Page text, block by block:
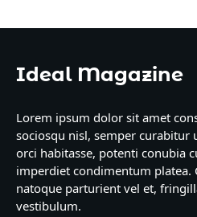
Ideal Magazine
Lorem ipsum dolor sit amet
sociosqu nisl, semper curabitur
orci habitasse, potenti conubia
imperdiet condimentum platea.
natoque parturient vel et,
vestibulum.